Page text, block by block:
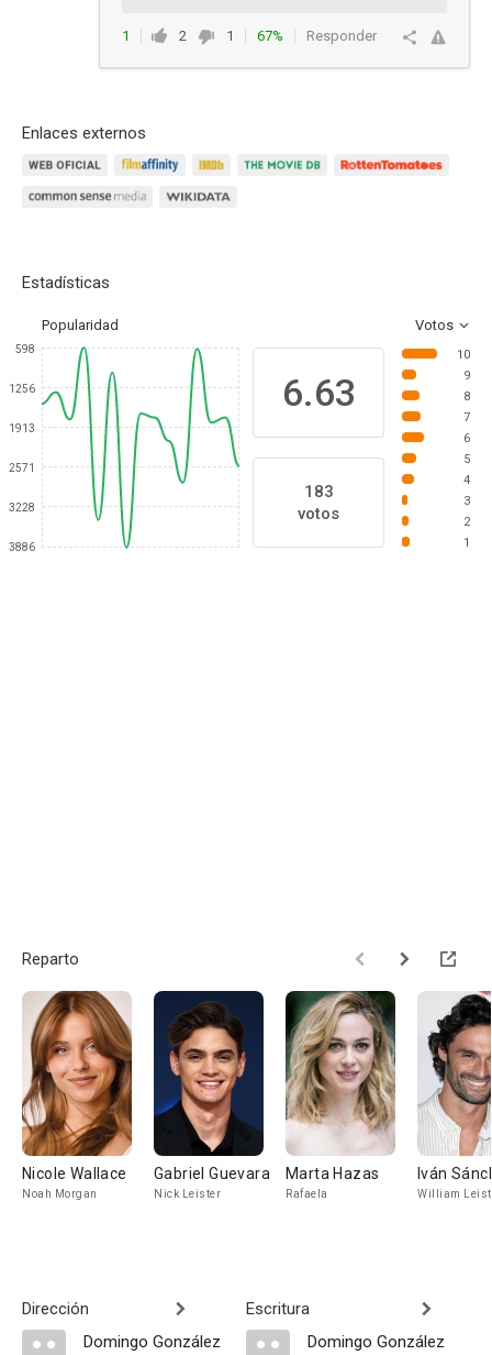
1 2 1 67% Responder
Enlaces externos
Estadísticas
Popularidad Votos
598
1256
1913
2571
3228
3886
6.63
183
votos
10
9
8
7
6
5
4
3
2
1
Reparto
Nicole Wallace
Noah Morgan
Gabriel Guevara
Nick Leister
Marta Hazas
Rafaela
Iván
William
Dirección
Domingo González
Escritura
Domingo González